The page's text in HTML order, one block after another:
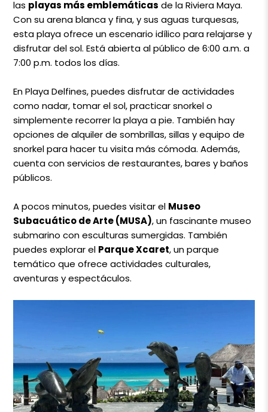
las playas más emblemáticas de la Riviera Maya.
Con su arena blanca y fina, y sus aguas turquesas,
esta playa ofrece un escenario idílico para relajarse y
disfrutar del sol. Está abierta al público de 6:00 a.m. a
7:00 p.m. todos los días.
En Playa Delfines, puedes disfrutar de actividades
como nadar, tomar el sol, practicar snorkel o
simplemente recorrer la playa a pie. También hay
opciones de alquiler de sombrillas, sillas y equipo de
snorkel para hacer tu visita más cómoda. Además,
cuenta con servicios de restaurantes, bares y baños
públicos.
A pocos minutos, puedes visitar el Museo
Subacuático de Arte (MUSA), un fascinante museo
submarino con esculturas sumergidas. También
puedes explorar el Parque Xcaret, un parque
temático que ofrece actividades culturales,
aventuras y espectáculos.